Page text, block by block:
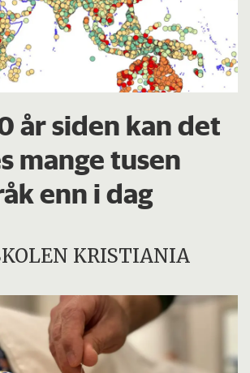
år siden kan det
mange tusen
enn i dag
KRISTIANIA